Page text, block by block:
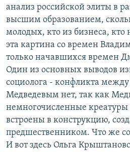
анализ российской элиты в
высшим образованием,
молодых, кто из бизнеса, кто
эта картина со времен
только начавшихся времен
Один из основных выводов
социолога - конфликта
Медведевым нет, так как
немногочисленные креатуры
встроены в конструкцию,
предшественником. Что же
И вот здесь Ольга